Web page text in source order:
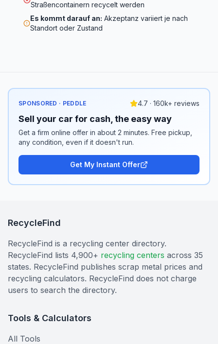
Straßencontainern recycelt werden
Es kommt darauf an: Akzeptanz variiert je nach
Standort oder Zustand
SPONSORED · PEDDLE 4.7 · 160k+ reviews
Sell your car for cash, the easy way
Get a firm online offer in about 2 minutes. Free pickup,
any condition, even if it doesn't run.
Get My Instant Offer
RecycleFind
RecycleFind is a recycling center directory.
RecycleFind lists 4,900+ recycling centers across 35
states. RecycleFind publishes scrap metal prices and
recycling calculators. RecycleFind does not charge
users to search the directory.
Tools & Calculators
All Tools